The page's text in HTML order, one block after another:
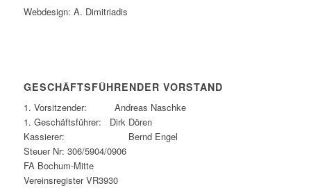
Webdesign: A. Dimitriadis
GESCHÄFTSFÜHRENDER VORSTAND
1. Vorsitzender: Andreas Naschke
1. Geschäftsführer: Dirk Dören
Kassierer: Bernd Engel
Steuer Nr: 306/5904/0906
FA Bochum-Mitte
Vereinsregister VR3930